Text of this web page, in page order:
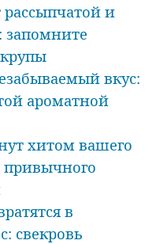
и
запомните
вкус:
ароматной
хитом вашего
привычного
в
свекровь